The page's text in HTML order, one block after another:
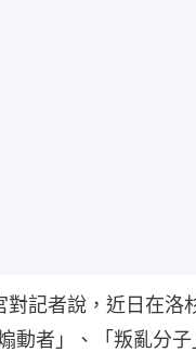
對記者說，近日在洛
動者」、「叛亂分